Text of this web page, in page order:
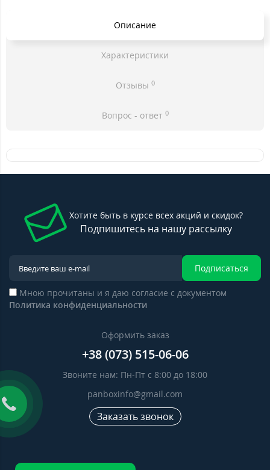
Описание
Характеристики
Отзывы 0
Вопрос - ответ 0
Хотите быть в курсе всех акций и скидок?
Подпишитесь на нашу рассылку
Подписаться
Мною прочитаны и я даю согласие с документом
Политика конфиденциальности
Оформить заказ
+38 (073) 515-06-06
Звоните нам: Пн-Пт с 8:00 до 18:00
panboxinfo@gmail.com
Заказать звонок